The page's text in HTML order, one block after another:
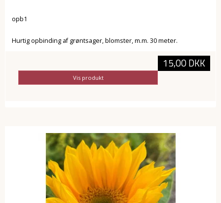
opb1
Hurtig opbinding af grøntsager, blomster, m.m. 30 meter.
15,00 DKK
Vis produkt